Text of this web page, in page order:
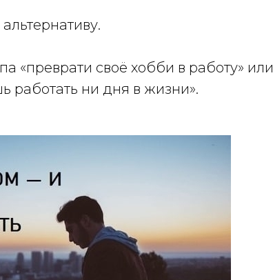
«преврати своё хобби в работу» или
работать ни дня в жизни».